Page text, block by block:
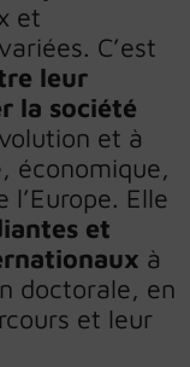
et
C’est
leur
la société
et à
économique,
Elle
et
à
doctorale, en
et leur